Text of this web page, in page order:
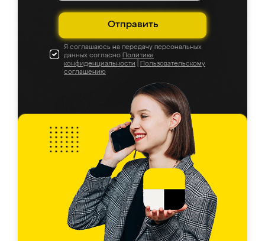
Отправить
Я соглашаюсь на передачу персональных
данных согласно Политике
конфиденциальности
Пользовательскому
соглашению